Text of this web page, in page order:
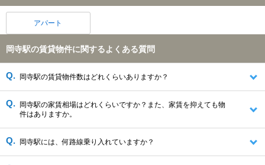
アパート
岡寺駅の賃貸物件に関するよくある質問
岡寺駅の賃貸物件数はどれくらいありますか？
岡寺駅の家賃相場はどれくらいですか？また、家賃を抑えても物
件はありますか。
岡寺駅には、何路線乗り入れていますか？